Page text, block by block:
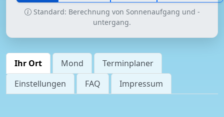
Standard: Berechnung von Sonnenaufgang und -
untergang.
Ihr Ort Mond
Terminplaner
Einstellungen
FAQ Impressum